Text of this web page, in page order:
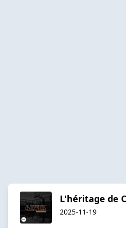
L'héritage de
2025-11-19